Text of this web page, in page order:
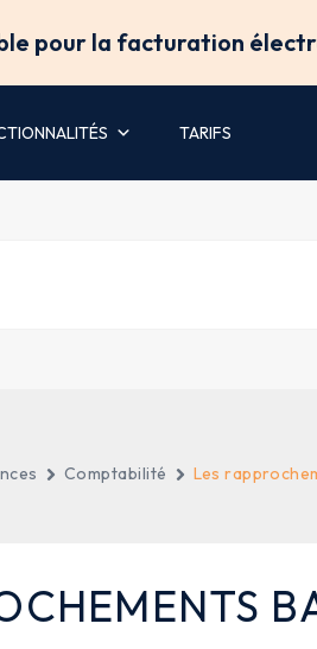
pour la facturation
TARIFS
Comptabilité Les